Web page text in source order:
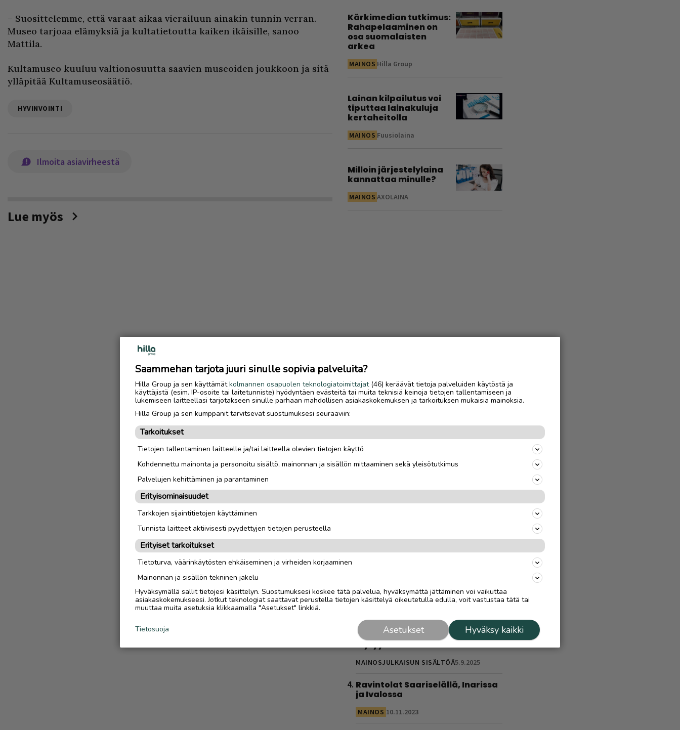
– Suosittelemme, että varaat aikaa vierailuun ainakin tunnin verran.
Museo tarjoaa elämyksiä ja kultatietoutta kaiken ikäisille, sanoo
Mattila.
Kultamuseo kuuluu valtionosuutta saavien museoiden joukkoon ja sitä
ylläpitää Kultamuseosäätiö.
HYVINVOINTI
Ilmoita asiavirheestä
Lue myös
Kärkimedian tutkimus:
Rahapelaaminen on
osa suomalaisten
arkea
MAINOS Hilla Group
Lainan kilpailutus voi
tiputtaa lainakuluja
kertaheitolla
MAINOS Fuusiolaina
Milloin järjestelylaina
kannattaa minulle?
MAINOS AXOLAINA
Luetuimmat
talvisesonki oli yrittäjäparille
”Halusimme itse oppia, miten
MAINOS 11.3.2024
Saariselälle – viisi
latauspaikkaa, joista virtaa
löytyy varmasti
MAINOSJULKAISUN SISÄLTÖÄ5.9.2025
Ravintolat Saariselällä, Inarissa
ja Ivalossa
MAINOS 10.11.2023
Saammehan tarjota juuri sinulle sopivia palveluita?
Hilla Group ja sen käyttämätkolmannen osapuolen teknologiatoimittajat(46) keräävät tietoja palveluiden käytöstä ja
käyttäjistä (esim. IP-osoite tai laitetunniste) hyödyntäen evästeitä tai muita teknisiä keinoja tietojen tallentamiseen ja
lukemiseen laitteellasi tarjotakseen sinulle parhaan mahdollisen asiakaskokemuksen ja tarkoituksen mukaisia mainoksia.
Hilla Group ja sen kumppanit tarvitsevat suostumuksesi seuraaviin:
Tarkoitukset
Tietojen tallentaminen laitteelle ja/tai laitteella olevien tietojen käyttö
Kohdennettu mainonta ja personoitu sisältö, mainonnan ja sisällön mittaaminen sekä yleisötutkimus
Palvelujen kehittäminen ja parantaminen
Erityisominaisuudet
Tarkkojen sijaintitietojen käyttäminen
Tunnista laitteet aktiivisesti pyydettyjen tietojen perusteella
Erityiset tarkoitukset
Tietoturva, väärinkäytösten ehkäiseminen ja virheiden korjaaminen
Mainonnan ja sisällön tekninen jakelu
Hyväksymällä sallit tietojesi käsittelyn. Suostumuksesi koskee tätä palvelua, hyväksymättä jättäminen voi vaikuttaa
asiakaskokemukseesi. Jotkut teknologiat saattavat perustella tietojen käsittelyä oikeutetulla edulla, voit vastustaa tätä tai
muuttaa muita asetuksia klikkaamalla "Asetukset" linkkiä.
Hyväksy kaikki
Asetukset
Tietosuoja